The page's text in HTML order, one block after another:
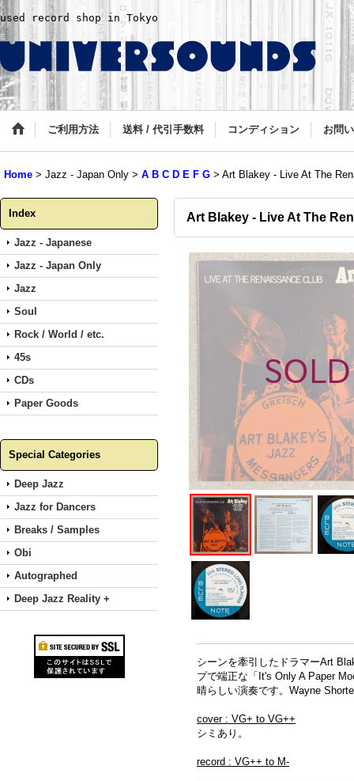
used record shop in Tokyo
ご利用方法 送料 / 代引手数料 コンディション お問
Home > Jazz - Japan Only > A B C D E F G > Art Blakey - Live At The
Index
Jazz - Japanese
Jazz - Japan Only
Jazz
Soul
Rock / World / etc.
45s
CDs
Paper Goods
Special Categories
Deep Jazz
Jazz for Dancers
Breaks / Samples
Obi
Autographed
Deep Jazz Reality +
Art Blakey - Live At The
シーンを牽引したドラマーArt
プで端正な「It's Only A Paper
晴らしい演奏です。Wayne
cover : VG+ to VG++
シミあり。
record : VG++ to M-